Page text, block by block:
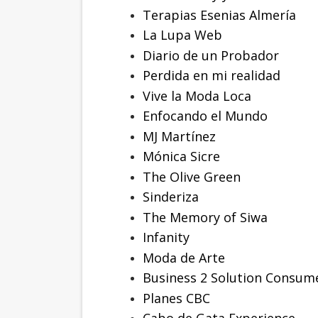
Terapias Esenias Almería
La Lupa Web
Diario de un Probador
Perdida en mi realidad
Vive la Moda Loca
Enfocando el Mundo
MJ Martínez
Mónica Sicre
The Olive Green
Sinderiza
The Memory of Siwa
Infanity
Moda de Arte
Business 2 Solution
Planes CBC